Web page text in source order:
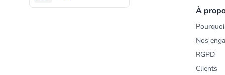
À
Nos
RGPD
Clients